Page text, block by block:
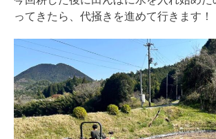
ってきたら、代掻きを進めて行きます！